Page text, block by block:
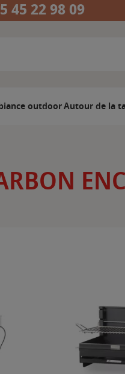
45 22 98 09
outdoorAutour de la